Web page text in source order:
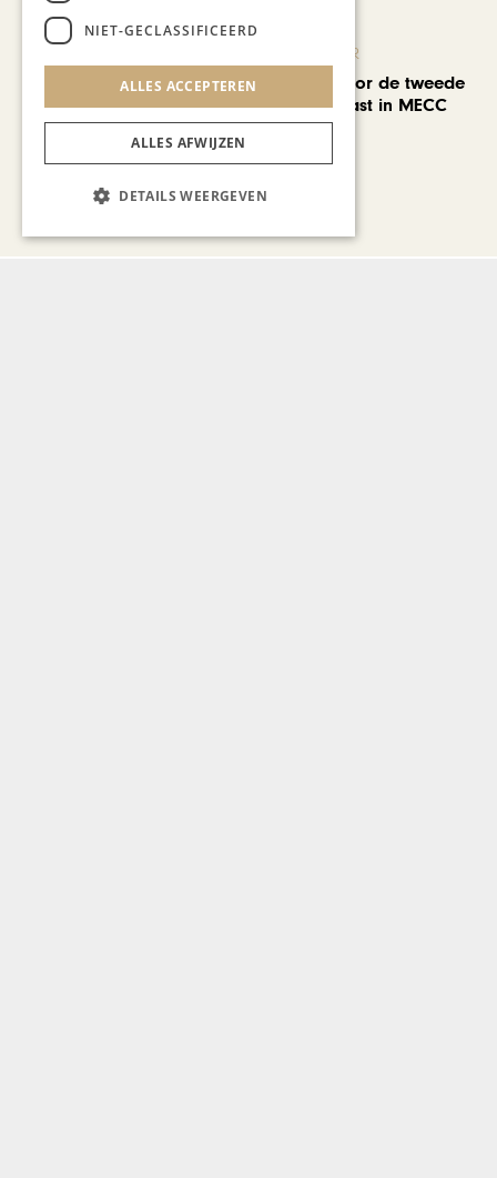
KUNST & CULTUUR
EuropArtFair voor de tweede
keer op rij te gast in MECC
Maastricht
Bekijk alle artikelen
NIET-GECLASSIFICEERD
ALLES ACCEPTEREN
ALLES AFWIJZEN
DETAILS WEERGEVEN